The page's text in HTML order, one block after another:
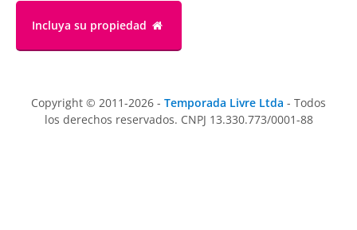
Incluya su propiedad
Copyright © 2011-2026 - Temporada Livre Ltda - Todos
los derechos reservados. CNPJ 13.330.773/0001-88